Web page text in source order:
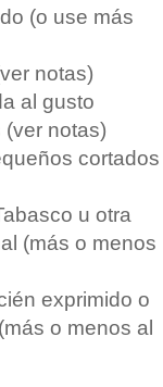
(o use más
notas)
al gusto
notas)
cortados
u otra
(más o menos
exprimido o
o menos al